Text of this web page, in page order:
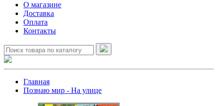
О магазине
Доставка
Оплата
Контакты
Главная
Познаю мир - На улице